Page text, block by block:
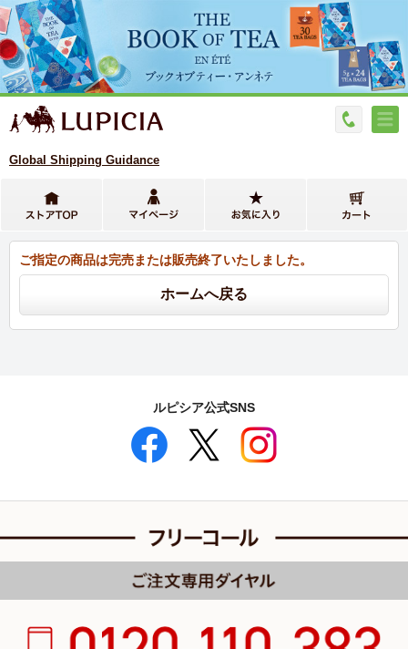
Global Shipping Guidance
ご指定の商品は完売または販売終了いたしました。
ルピシア公式SNS